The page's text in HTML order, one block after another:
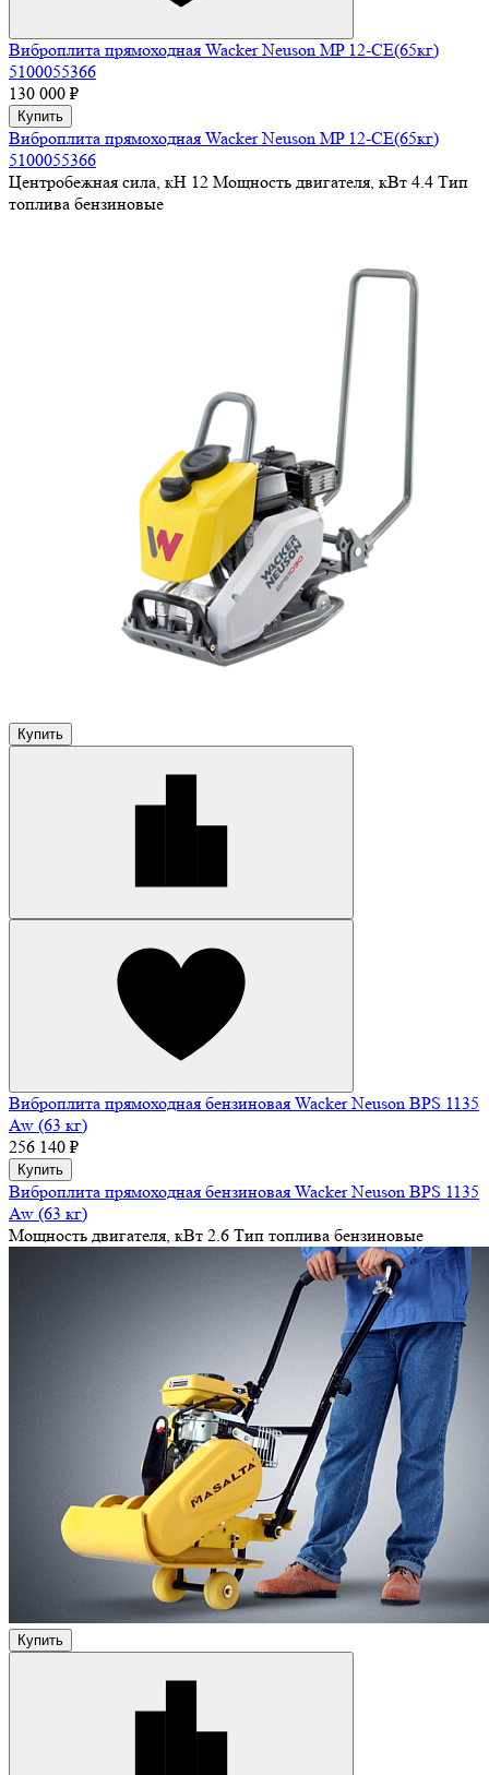
Виброплита прямоходная Wacker Neuson MP 12-CE(65кг)
5100055366
130 000 ₽
Купить
Виброплита прямоходная Wacker Neuson MP 12-CE(65кг)
5100055366
Центробежная сила, кН 12 Мощность двигателя, кВт 4.4 Тип
топлива бензиновые
Купить
Виброплита прямоходная бензиновая Wacker Neuson BPS 1135
Aw (63 кг)
256 140 ₽
Купить
Виброплита прямоходная бензиновая Wacker Neuson BPS 1135
Aw (63 кг)
Мощность двигателя, кВт 2.6 Тип топлива бензиновые
Купить